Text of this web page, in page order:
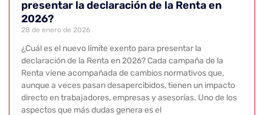
presentar la declaración de la Renta en
2026?
28 de enero de 2026
¿Cuál es el nuevo límite exento para presentar la
declaración de la Renta en 2026? Cada campaña de la
Renta viene acompañada de cambios normativos que,
aunque a veces pasan desapercibidos, tienen un impacto
directo en trabajadores, empresas y asesorías. Uno de los
aspectos que más dudas genera es el